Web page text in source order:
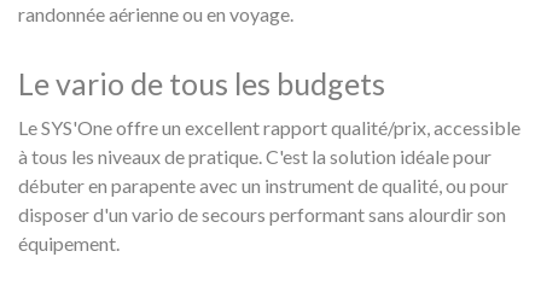
randonnée aérienne ou en voyage.
Le vario de tous les budgets
Le SYS'One offre un excellent rapport qualité/prix, accessible
à tous les niveaux de pratique. C'est la solution idéale pour
débuter en parapente avec un instrument de qualité, ou pour
disposer d'un vario de secours performant sans alourdir son
équipement.